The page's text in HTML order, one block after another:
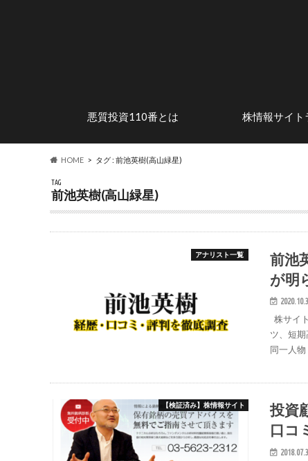
悪質投資110番とは
安心して株式投資を楽しむため
に
株式投資の魅力
投資詐欺の手口
危険なステマサイトを調査
株情報サイト
行政処分歴のあ
優良投資顧問サ
HOME タグ : 前池英樹(高山緑星)
TAG
前池英樹(高山緑星)
アナリスト一覧
前池
が明
株サイ
ツ、短
同一人
【検証済み】株情報サイト
投資
口コ